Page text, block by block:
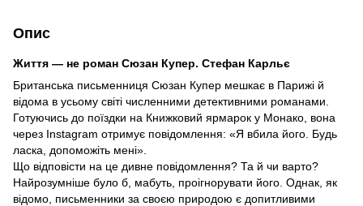
Опис
Життя — не роман Сюзан Купер. Стефан Карльє
Британська письменниця Сюзан Купер мешкає в Парижі й
відома в усьому світі численними детективними романами.
Готуючись до поїздки на Книжковий ярмарок у Монако, вона
через Instagram отримує повідомлення: «Я вбила його. Будь
ласка, допоможіть мені».
Що відповісти на це дивне повідомлення? Та й чи варто?
Найрозумніше було б, мабуть, проігнорувати його. Однак, як
відомо, письменники за своєю природою є допитливими